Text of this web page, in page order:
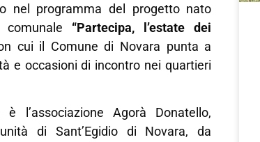
nel programma del progetto nato
comunale “Partecipa, l’estate dei
cui il Comune di Novara punta a
e occasioni di incontro nei quartieri
è l’associazione Agorà Donatello,
di Sant’Egidio di Novara, da